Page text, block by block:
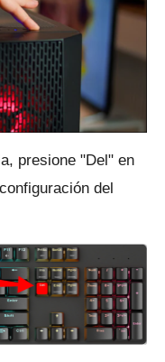
presione "Del" en
del